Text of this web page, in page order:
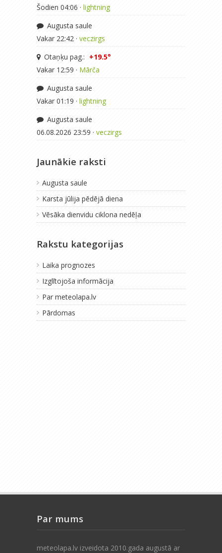
Šodien 04:06 · lightning
Augusta saule
Vakar 22:42 · veczirgs
Otaņķu pag.: +19.5°
Vakar 12:59 · Mārča
Augusta saule
Vakar 01:19 · lightning
Augusta saule
06.08.2026 23:59 · veczirgs
Jaunākie raksti
Augusta saule
Karsta jūlija pēdējā diena
Vēsāka dienvidu ciklona nedēļa
Rakstu kategorijas
Laika prognozes
Izglītojoša informācija
Par meteolapa.lv
Pārdomas
Par mums
meteolapa.lv izveidota 2010.gada augustā ar